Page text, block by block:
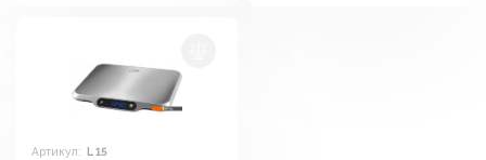
Артикул: L 15